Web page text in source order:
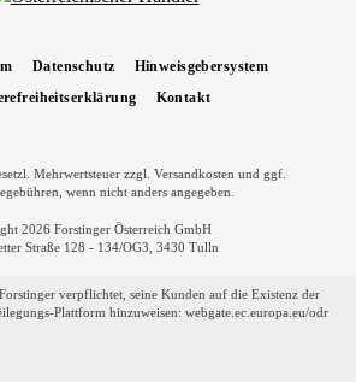
Datenschutz
Hinweisgebersystem
Kontakt
Mehrwertsteuer zzgl. Versandkostenund ggf.
wenn nicht anders angegeben.
2026 Forstinger Österreich GmbH
Straße 128 - 134/OG3, 3430 Tulln
verpflichtet, seine Kunden auf die Existenz der
Plattform hinzuweisen: webgate.ec.europa.eu/odr